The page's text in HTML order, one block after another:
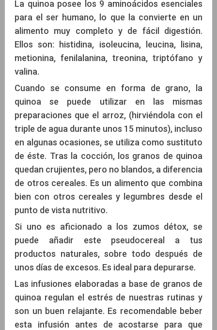
La quinoa posee los 9 aminoácidos esenciales
para el ser humano, lo que la convierte en un
alimento muy completo y de fácil digestión.
Ellos son: histidina, isoleucina, leucina, lisina,
metionina, fenilalanina, treonina, triptófano y
valina.
Cuando se consume en forma de grano, la
quinoa se puede utilizar en las mismas
preparaciones que el arroz, (hirviéndola con el
triple de agua durante unos 15 minutos), incluso
en algunas ocasiones, se utiliza como sustituto
de éste. Tras la cocción, los granos de quinoa
quedan crujientes, pero no blandos, a diferencia
de otros cereales. Es un alimento que combina
bien con otros cereales y legumbres desde el
punto de vista nutritivo.
Si uno es aficionado a los zumos détox, se
puede añadir este pseudocereal a tus
productos naturales, sobre todo después de
unos días de excesos. Es ideal para depurarse.
Las infusiones elaboradas a base de granos de
quinoa regulan el estrés de nuestras rutinas y
son un buen relajante. Es recomendable beber
esta infusión antes de acostarse para que